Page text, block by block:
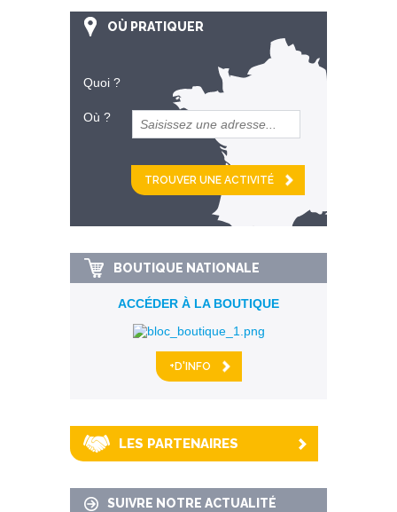
OÙ PRATIQUER
Quoi ?
Où ?
et
km alentour
BOUTIQUE NATIONALE
ACCÉDER À LA BOUTIQUE
+D'INFO
LES PARTENAIRES
SUIVRE NOTRE ACTUALITÉ